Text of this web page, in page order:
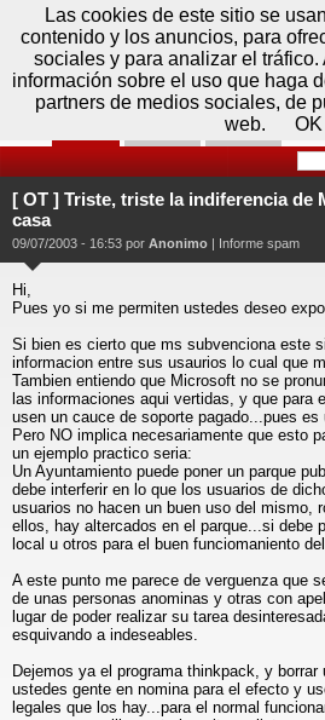
Videos
Generales
[ OT ] Triste, triste la indiferencia de
casa
09/07/2003 - 16:53 por Anonimo | Informe spam
Hi,
Pues yo si me permiten ustedes deseo
Si bien es cierto que ms subvenciona este
informacion entre sus usaurios lo cual que
Tambien entiendo que Microsoft no se
las informaciones aqui vertidas, y que para
usen un cauce de soporte pagado...pues es
Pero NO implica necesariamente que esto
un ejemplo practico seria:
Un Ayuntamiento puede poner un parque
debe interferir en lo que los usuarios de
usuarios no hacen un buen uso del mismo,
ellos, hay altercados en el parque...si debe
local u otros para el buen funciomaniento
A este punto me parece de verguenza que
de unas personas anominas y otras con
lugar de poder realizar su tarea
esquivando a indeseables.
Dejemos ya el programa thinkpack, y
ustedes gente en nomina para el efecto y
legales que los hay...para el normal
Domingo 09 de agosto - 09:30
Las cookies de este sitio se
contenido y los anuncios, para
sociales y para analizar el
información sobre el uso que haga
partners de medios sociales, de
web.
OK